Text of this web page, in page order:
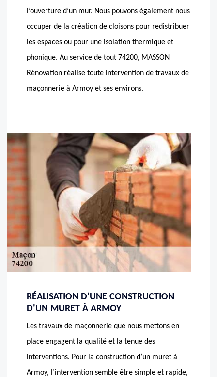
l’ouverture d’un mur. Nous pouvons également nous
occuper de la création de cloisons pour redistribuer
les espaces ou pour une isolation thermique et
phonique. Au service de tout 74200, MASSON
Rénovation réalise toute intervention de travaux de
maçonnerie à Armoy et ses environs.
RÉALISATION D’UNE CONSTRUCTION
D'UN MURET À ARMOY
Les travaux de maçonnerie que nous mettons en
place engagent la qualité et la tenue des
interventions. Pour la construction d’un muret à
Armoy, l’intervention semble être simple et rapide,